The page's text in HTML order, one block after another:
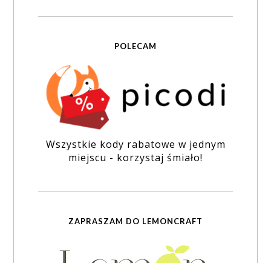
POLECAM
Wszystkie kody rabatowe w jednym
miejscu - korzystaj śmiało!
ZAPRASZAM DO LEMONCRAFT